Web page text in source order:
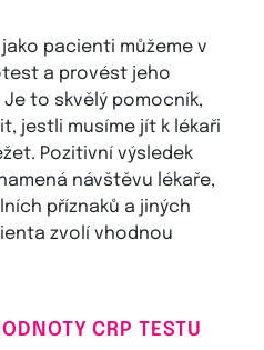
pacienti můžeme v
a provést jeho
to skvělý pomocník,
jestli musíme jít k lékaři
Pozitivní výsledek
návštěvu lékaře,
příznaků a jiných
zvolí vhodnou
CRP TESTU